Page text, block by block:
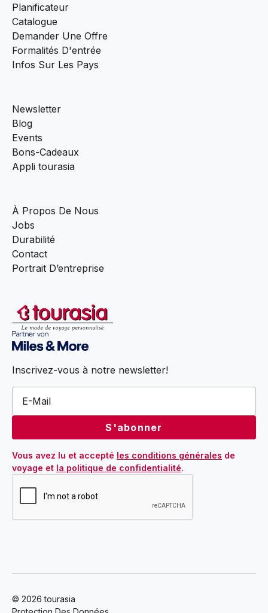
Planificateur
Catalogue
Demander Une Offre
Formalités D'entrée
Infos Sur Les Pays
Newsletter
Blog
Events
Bons-Cadeaux
Appli tourasia
À Propos De Nous
Jobs
Durabilité
Contact
Portrait D’entreprise
Inscrivez-vous à notre newsletter!
Vous avez lu et accepté les conditions générales de
voyage et la politique de confidentialité.
© 2026 tourasia